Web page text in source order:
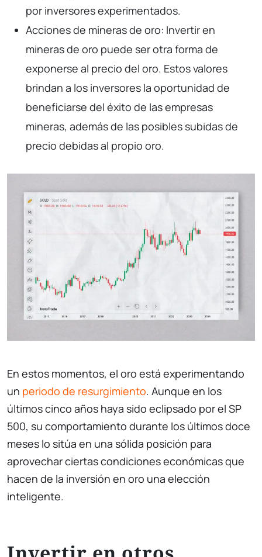
por inversores experimentados.
Acciones de mineras de oro: Invertir en
mineras de oro puede ser otra forma de
exponerse al precio del oro. Estos valores
brindan a los inversores la oportunidad de
beneficiarse del éxito de las empresas
mineras, además de las posibles subidas de
precio debidas al propio oro.
En estos momentos, el oro está experimentando
un periodo de resurgimiento. Aunque en los
últimos cinco años haya sido eclipsado por el SP
500, su comportamiento durante los últimos doce
meses lo sitúa en una sólida posición para
aprovechar ciertas condiciones económicas que
hacen de la inversión en oro una elección
inteligente.